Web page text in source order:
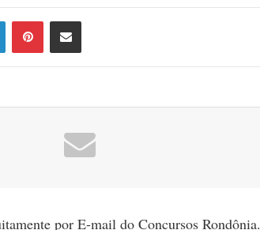
LinkedinPinterestCompartilhar via e-mail